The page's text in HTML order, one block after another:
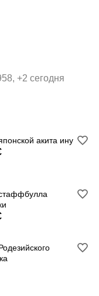
+2 сегодня
акита ину